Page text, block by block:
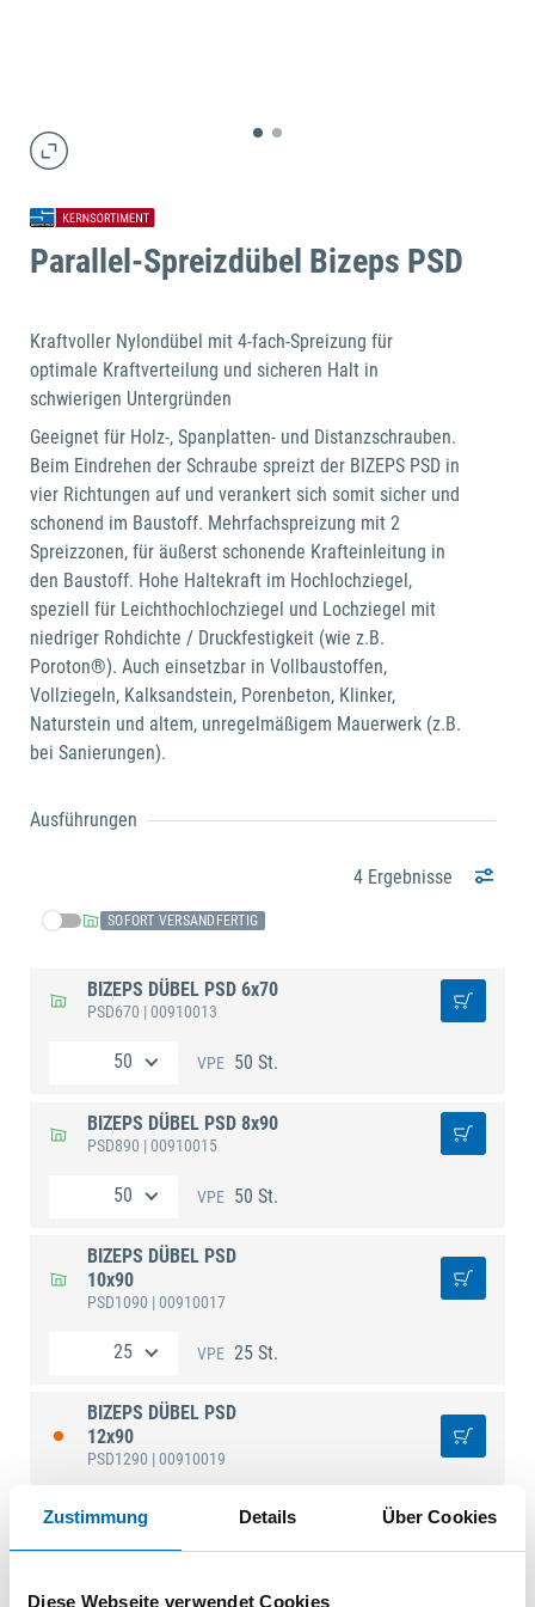
Zustimmung Details Über Cookies
Diese Webseite verwendet Cookies
Parallel-Spreizdübel Bizeps PSD
Kraftvoller Nylondübel mit 4-fach-Spreizung für
optimale Kraftverteilung und sicheren Halt in
schwierigen Untergründen
Geeignet für Holz-, Spanplatten- und Distanzschrauben.
Beim Eindrehen der Schraube spreizt der BIZEPS PSD in
vier Richtungen auf und verankert sich somit sicher und
schonend im Baustoff. Mehrfachspreizung mit 2
Spreizzonen, für äußerst schonende Krafteinleitung in
den Baustoff. Hohe Haltekraft im Hochlochziegel,
speziell für Leichthochlochziegel und Lochziegel mit
niedriger Rohdichte / Druckfestigkeit (wie z.B.
Poroton®). Auch einsetzbar in Vollbaustoffen,
Vollziegeln, Kalksandstein, Porenbeton, Klinker,
Naturstein und altem, unregelmäßigem Mauerwerk (z.B.
bei Sanierungen).
Ausführungen
4 Ergebnisse
SOFORT VERSANDFERTIG
BIZEPS DÜBEL PSD 6x70
PSD670 | 00910013
VPE 50 St.
BIZEPS DÜBEL PSD 8x90
PSD890 | 00910015
VPE 50 St.
BIZEPS DÜBEL PSD
10x90
PSD1090 | 00910017
VPE 25 St.
BIZEPS DÜBEL PSD
12x90
PSD1290 | 00910019
25 St.